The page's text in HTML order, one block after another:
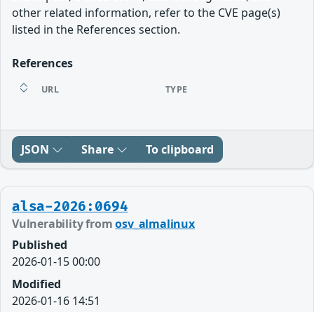
other related information, refer to the CVE page(s)
listed in the References section.
References
URL TYPE
JSON Share To clipboard
alsa-2026:0694
Vulnerability fromosv_almalinux
Published
2026-01-15 00:00
Modified
2026-01-16 14:51